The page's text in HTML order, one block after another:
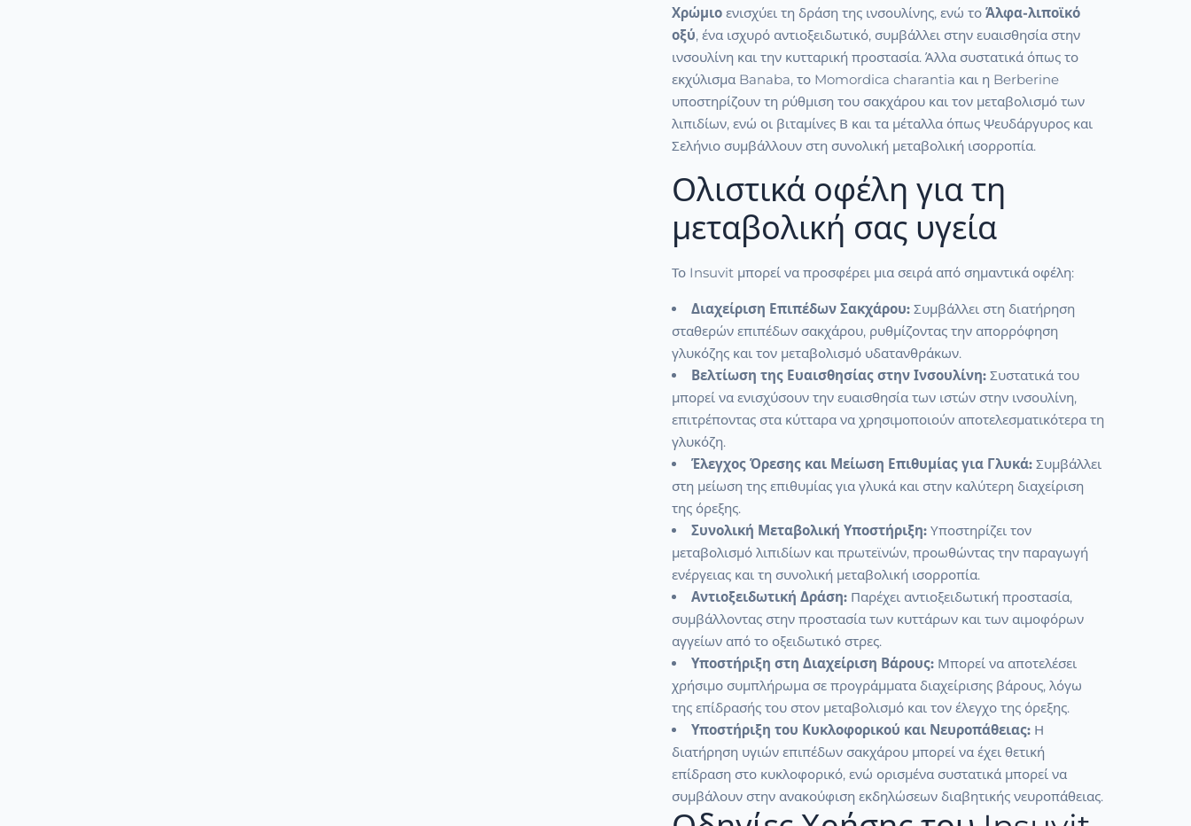
Χρώμιο ενισχύει τη δράση της ινσουλίνης, ενώ τοΆλφα-λιποϊκό
οξύ, ένα ισχυρό αντιοξειδωτικό, συμβάλλει στην ευαισθησία στην
ινσουλίνη και την κυτταρική προστασία. Άλλα συστατικά όπως το
εκχύλισμα Banaba, το Momordica charantia και η Berberine
υποστηρίζουν τη ρύθμιση του σακχάρου και τον μεταβολισμό των
λιπιδίων, ενώ οι βιταμίνες Β και τα μέταλλα όπως Ψευδάργυρος και
Σελήνιο συμβάλλουν στη συνολική μεταβολική ισορροπία.
Ολιστικά οφέλη για τη
μεταβολική σας υγεία
Το Insuvit μπορεί να προσφέρει μια σειρά από σημαντικά οφέλη:
Διαχείριση Επιπέδων Σακχάρου:Συμβάλλει στη διατήρηση
σταθερών επιπέδων σακχάρου, ρυθμίζοντας την απορρόφηση
γλυκόζης και τον μεταβολισμό υδατανθράκων.
Βελτίωση της Ευαισθησίας στην Ινσουλίνη:Συστατικά του
μπορεί να ενισχύσουν την ευαισθησία των ιστών στην ινσουλίνη,
επιτρέποντας στα κύτταρα να χρησιμοποιούν αποτελεσματικότερα τη
γλυκόζη.
Έλεγχος Όρεσης και Μείωση Επιθυμίας για Γλυκά:Συμβάλλει
στη μείωση της επιθυμίας για γλυκά και στην καλύτερη διαχείριση
της όρεξης.
Συνολική Μεταβολική Υποστήριξη:Υποστηρίζει τον
μεταβολισμό λιπιδίων και πρωτεϊνών, προωθώντας την παραγωγή
ενέργειας και τη συνολική μεταβολική ισορροπία.
Αντιοξειδωτική Δράση:Παρέχει αντιοξειδωτική προστασία,
συμβάλλοντας στην προστασία των κυττάρων και των αιμοφόρων
αγγείων από το οξειδωτικό στρες.
Υποστήριξη στη Διαχείριση Βάρους:Μπορεί να αποτελέσει
χρήσιμο συμπλήρωμα σε προγράμματα διαχείρισης βάρους, λόγω
της επίδρασής του στον μεταβολισμό και τον έλεγχο της όρεξης.
Υποστήριξη του Κυκλοφορικού και Νευροπάθειας:Η
διατήρηση υγιών επιπέδων σακχάρου μπορεί να έχει θετική
επίδραση στο κυκλοφορικό, ενώ ορισμένα συστατικά μπορεί να
συμβάλουν στην ανακούφιση εκδηλώσεων διαβητικής νευροπάθειας.